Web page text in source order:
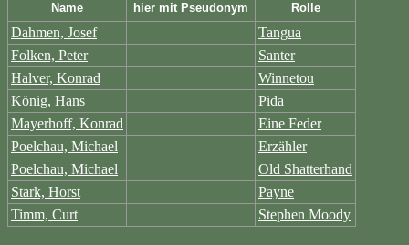
Name hier mit Pseudonym Rolle
Dahmen, Josef
Tangua
Folken, Peter
Santer
Halver, Konrad
Winnetou
König, Hans
Pida
Mayerhoff, Konrad
Eine Feder
Poelchau, Michael
Erzähler
Poelchau, Michael
Old Shatterhand
Stark, Horst
Payne
Timm, Curt
Stephen Moody